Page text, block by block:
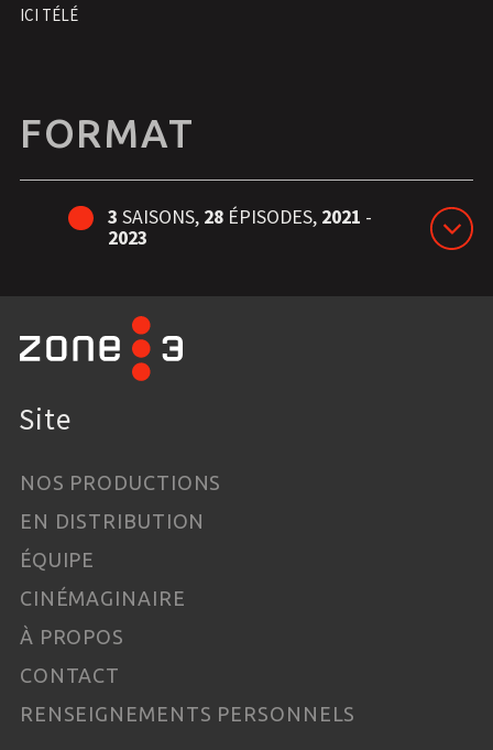
ICI TÉLÉ
FORMAT
3 SAISONS, 28 ÉPISODES, 2021 -
2023
Site
NOS PRODUCTIONS
EN DISTRIBUTION
ÉQUIPE
CINÉMAGINAIRE
À PROPOS
CONTACT
RENSEIGNEMENTS PERSONNELS